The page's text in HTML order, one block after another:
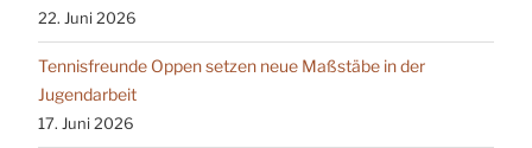
22. Juni 2026
Tennisfreunde Oppen setzen neue Maßstäbe in der
Jugendarbeit
17. Juni 2026